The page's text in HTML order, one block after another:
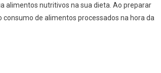
alimentos nutritivos na sua dieta. Ao preparar
de alimentos processados na hora da